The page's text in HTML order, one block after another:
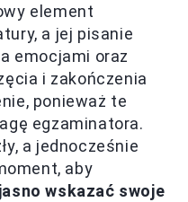
element
a jej pisanie
emocjami oraz
i zakończenia
ponieważ te
egzaminatora.
a jednocześnie
aby
wskazać swoje